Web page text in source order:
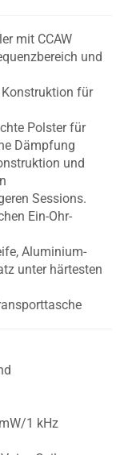
mit CCAW
und
für
Polster für
Dämpfung
und
Sessions.
Ein-Ohr-
Aluminium-
unter härtesten
1 kHz